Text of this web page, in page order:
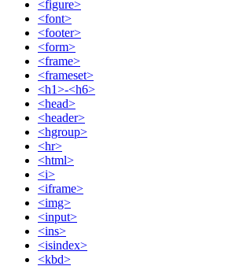
<figure>
<font>
<footer>
<form>
<frame>
<frameset>
<h1>-<h6>
<head>
<header>
<hgroup>
<hr>
<html>
<i>
<iframe>
<img>
<input>
<ins>
<isindex>
<kbd>